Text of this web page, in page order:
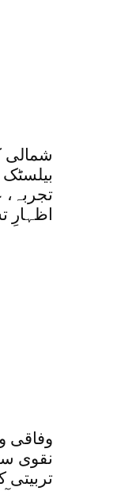
شمالی
بیلسٹک
تجربہ،
وفاقی
نقوی